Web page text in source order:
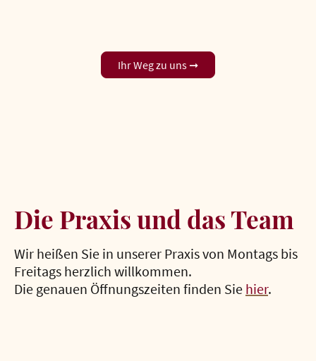
Ihr Weg zu uns ➞
Die Praxis und das Team
Wir heißen Sie in unserer Praxis von Montags bis
Freitags herzlich willkommen.
Die genauen Öffnungszeiten finden Sie hier.